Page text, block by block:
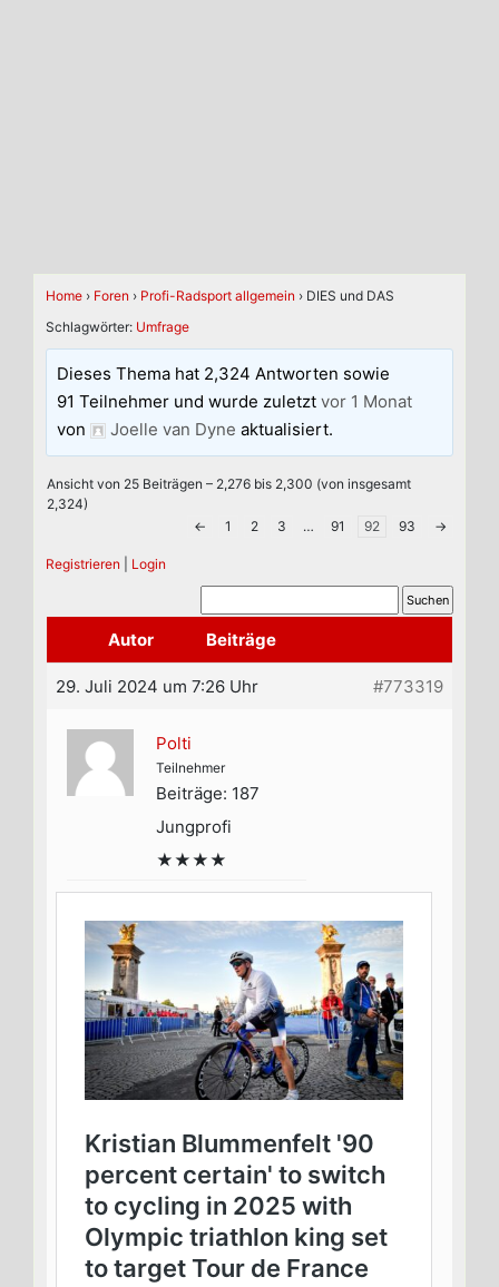
Home › Foren › Profi-Radsport allgemein › DIES und DAS
Schlagwörter: Umfrage
Dieses Thema hat 2,324 Antworten sowie
91 Teilnehmer und wurde zuletztvor 1 Monat
von
Joelle van Dyne aktualisiert.
Ansicht von 25 Beiträgen – 2,276 bis 2,300 (von insgesamt
2,324)
←
1 2 3 … 91 92 93 →
Registrieren Login
Autor Beiträge
29. Juli 2024 um 7:26 Uhr #773319
Polti
Teilnehmer
Beiträge: 187
Jungprofi
★★★★